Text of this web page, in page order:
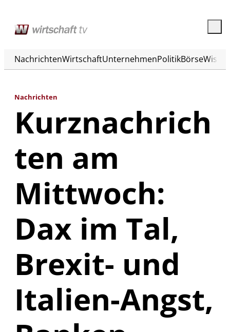
NachrichtenWirtschaftUnternehmenPolitikBörse
Nachrichten
Kurznachrich
ten am
Mittwoch:
Dax im Tal,
Brexit- und
Italien-Angst,